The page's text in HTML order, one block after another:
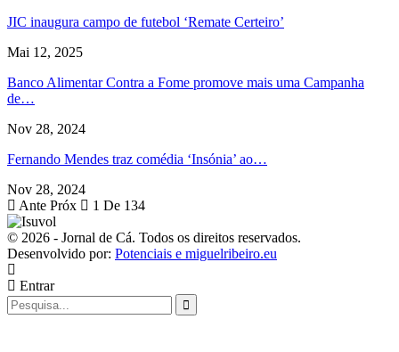
JIC inaugura campo de futebol ‘Remate Certeiro’
Mai 12, 2025
Banco Alimentar Contra a Fome promove mais uma Campanha
de…
Nov 28, 2024
Fernando Mendes traz comédia ‘Insónia’ ao…
Nov 28, 2024
Ante Próx 1 De 134
© 2026 - Jornal de Cá. Todos os direitos reservados.
Desenvolvido por: Potenciais e miguelribeiro.eu
Entrar